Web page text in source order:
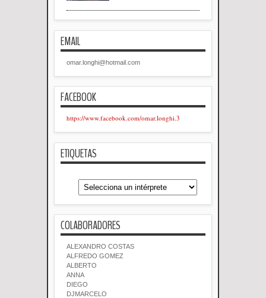
EMAIL
omar.longhi@hotmail.com
FACEBOOK
https://www.facebook.com/omar.longhi.3
ETIQUETAS
COLABORADORES
ALEXANDRO COSTAS
ALFREDO GOMEZ
ALBERTO
ANNA
DIEGO
DJMARCELO